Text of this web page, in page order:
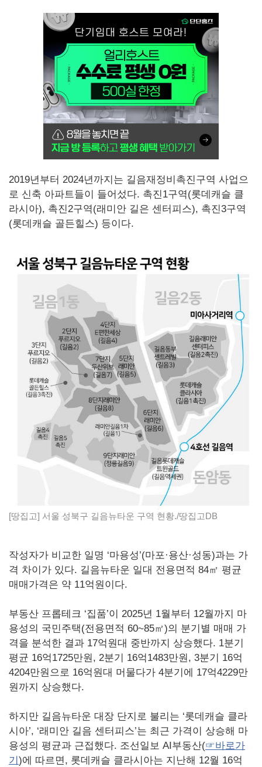
2019년부터 2024년까지는 길음재정비촉진구역 사업으
로 신축 아파트들이 들어섰다. 촉진1구역(롯데캐슬 클
라시아), 촉진2구역(래미안 길은 센터피스), 촉진3구역
(롯데캐슬 골든힐스) 등이다.
[땅집고] 서울 성북구 길음뉴타운 구역 현황./땅집고DB
작성자가 비교한 일명 ‘마용성’(마포·용산·성동)과는 가
격 차이가 있다. 길음뉴타운 일대 전용면적 84㎡ 평균
매매가격은 약 11억원이다.
부동산 프롭테크 ‘집품’이 2025년 1월부터 12월까지 마
용성의 국민주택(전용면적 60~85㎡)의 분기별 매매 가
격을 분석한 결과 17억원대 중반까지 상승했다. 1분기
평균 16억1725만원, 2분기 16억1483만원, 3분기 16억
4204만원으로 16억원대 머물다가 4분기에 17억4229만
원까지 상승했다.
하지만 길음뉴타운 대장 단지로 불리는 ‘롯데캐슬 클라
시아’, ‘래미안 길음 센터피스’는 최근 가격이 상승해 마
용성의 평균과 근접했다. 조선일보 AI부동산(☞바로가
기 )에 따르면, 롯데캐슬 클라시아는 지난해 12월 16억